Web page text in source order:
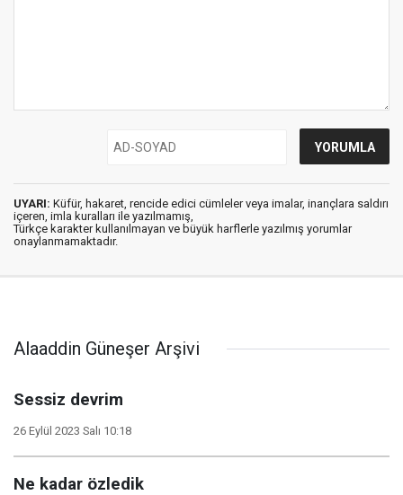
UYARI: Küfür, hakaret, rencide edici cümleler veya imalar, inançlara saldırı
içeren, imla kuralları ile yazılmamış,
Türkçe karakter kullanılmayan ve büyük harflerle yazılmış yorumlar
onaylanmamaktadır.
Alaaddin Güneşer Arşivi
Sessiz devrim
26 Eylül 2023 Salı 10:18
Ne kadar özledik